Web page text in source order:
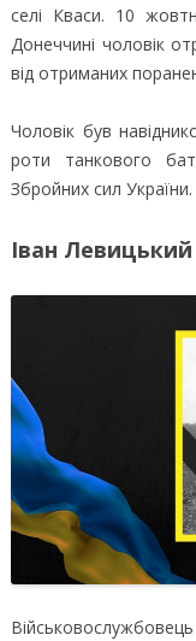
селі Кваси. 10
Донеччині чоловік
від отриманих
Чоловік був
роти танкового
Збройних сил України.
Іван Левицький